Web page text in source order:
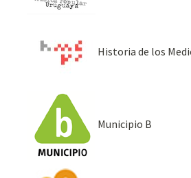
Historia de los
Municipio B